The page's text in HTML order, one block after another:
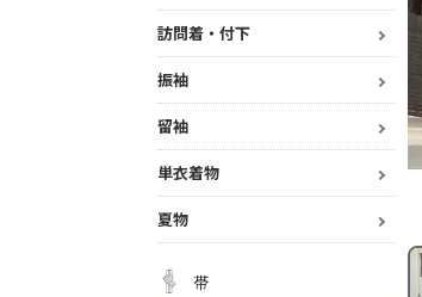
訪問着・付下
振袖
留袖
単衣着物
夏物
帯